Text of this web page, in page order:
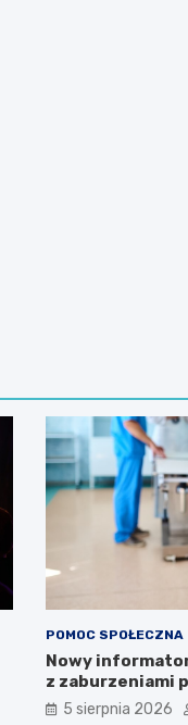
POMOC SPOŁECZNA
Nowy
z zaburzeniami
5 sierpnia 2026